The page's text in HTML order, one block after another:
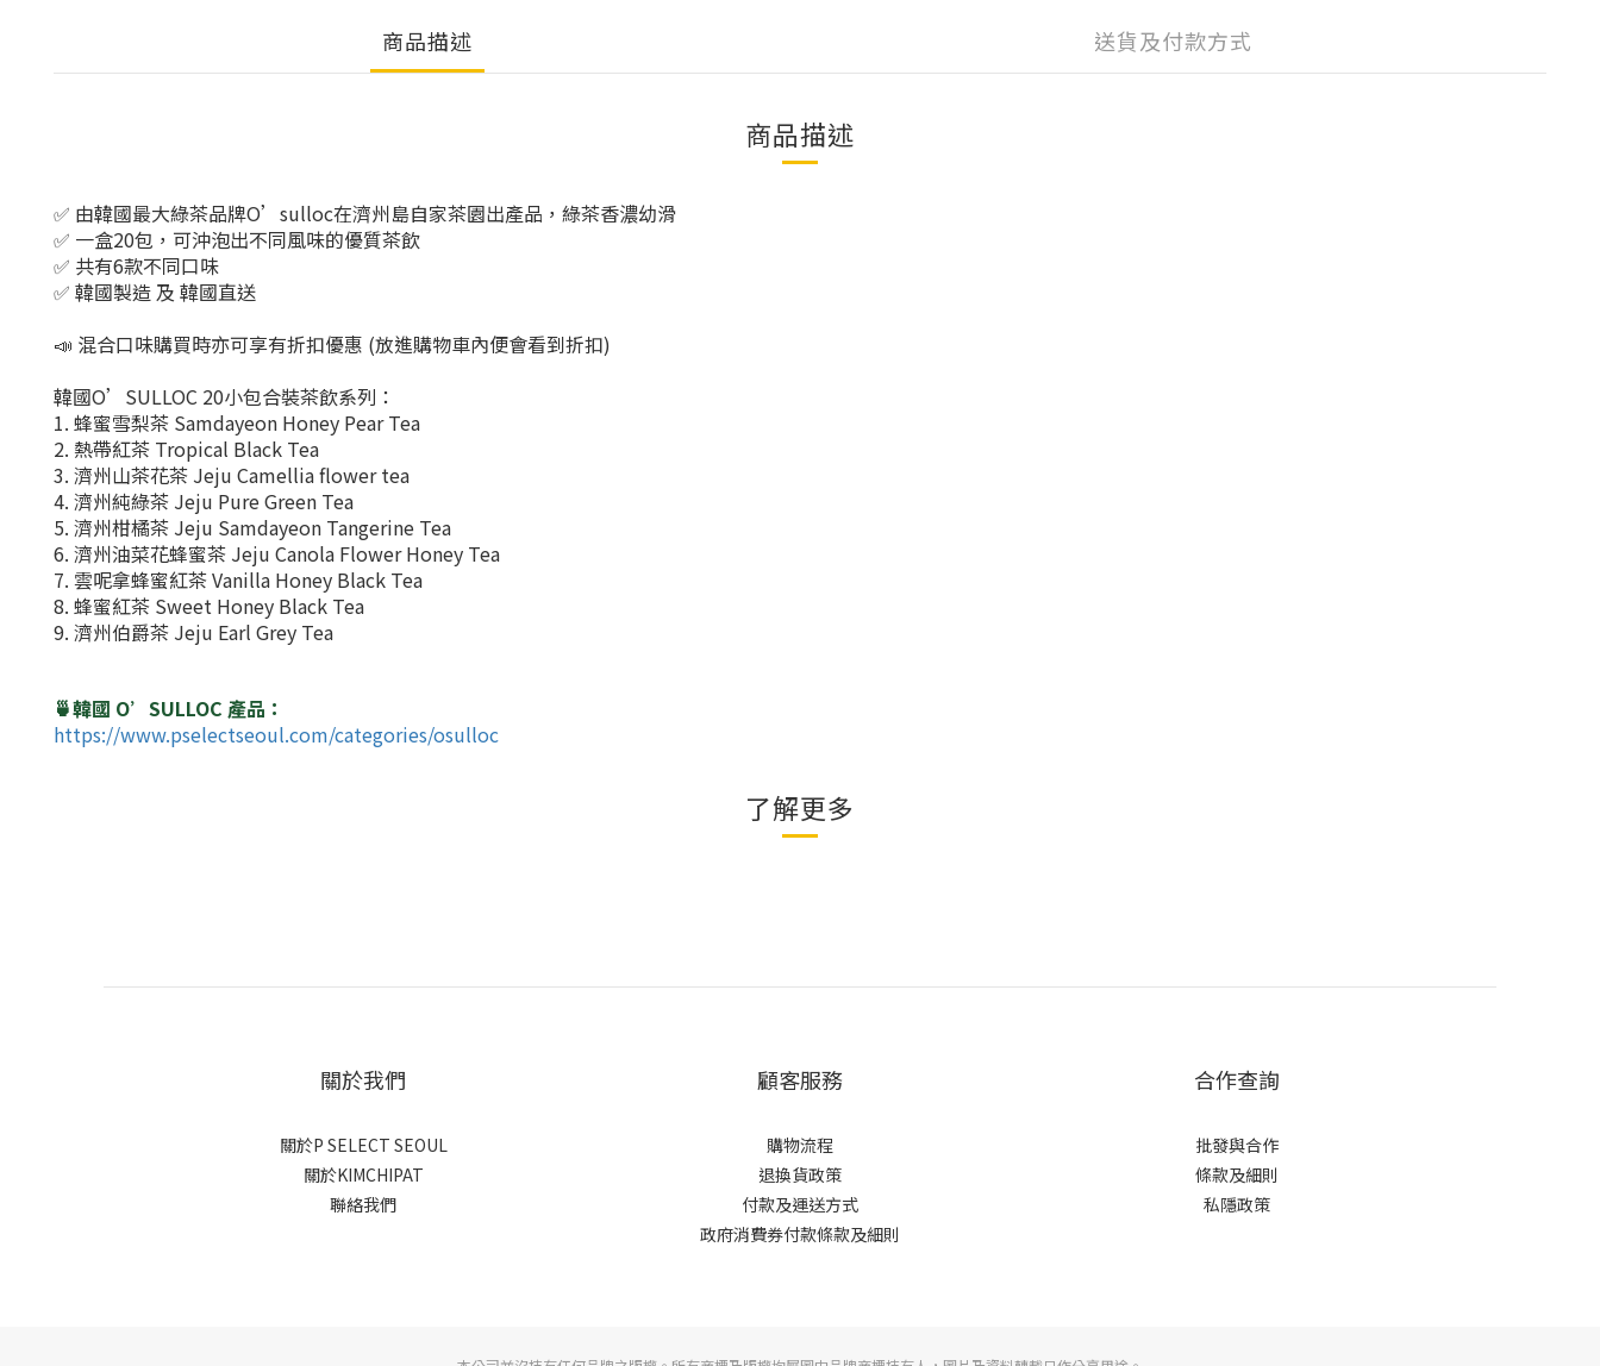
商品描述 送貨及付款方式
商品描述
✅ 由韓國最大綠茶品牌O’sulloc在濟州島自家茶園出產品，綠茶香濃幼滑
✅ 一盒20包，可沖泡出不同風味的優質茶飲
✅ 共有6款不同口味
✅ 韓國製造 及 韓國直送
📣 混合口味購買時亦可享有折扣優惠 (放進購物車內便會看到折扣)
韓國O’SULLOC 20小包合裝茶飲系列：
1. 蜂蜜雪梨茶 Samdayeon Honey Pear Tea
2. 熱帶紅茶 Tropical Black Tea
3. 濟州山茶花茶 Jeju Camellia flower tea
4. 濟州純綠茶 Jeju Pure Green Tea
5. 濟州柑橘茶 Jeju Samdayeon Tangerine Tea
6. 濟州油菜花蜂蜜茶 Jeju Canola Flower Honey Tea
7. 雲呢拿蜂蜜紅茶 Vanilla Honey Black Tea
8. 蜂蜜紅茶 Sweet Honey Black Tea
9. 濟州伯爵茶 Jeju Earl Grey Tea
🍵韓國 O’SULLOC 產品：
https://www.pselectseoul.com/categories/osulloc
了解更多
關於我們
關於P SELECT SEOUL
關於KIMCHIPAT
聯絡我們
顧客服務
購物流程
退換貨政策
付款及運送方式
政府消費券付款條款及細則
合作查詢
批發與合作
條款及細則
私隱政策